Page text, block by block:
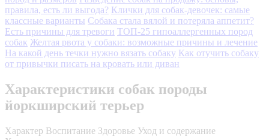
правила, есть ли выгода? Клички для собак-девочек: самые
классные варианты Собака стала вялой и потеряла аппетит?
Есть причины для тревоги ТОП-25 гипоаллергенных пород
собак Желтая рвота у собаки: возможные причины и лечение
На какой день течки нужно вязать собаку Как отучить собаку
от привычки писать на кровать или диван
Характеристики собак породы
йоркширский терьер
Характер Воспитание Здоровье Уход и содержание